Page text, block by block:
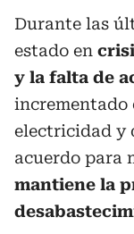
Durante las
estado en
y la falta de
incrementado
electricidad y
acuerdo para
mantiene la